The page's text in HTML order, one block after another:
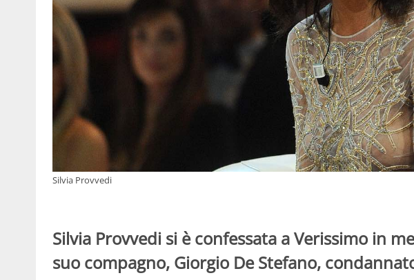
Silvia Provvedi
Silvia Provvedi si è confessata a Verissimo in
suo compagno, Giorgio De Stefano,